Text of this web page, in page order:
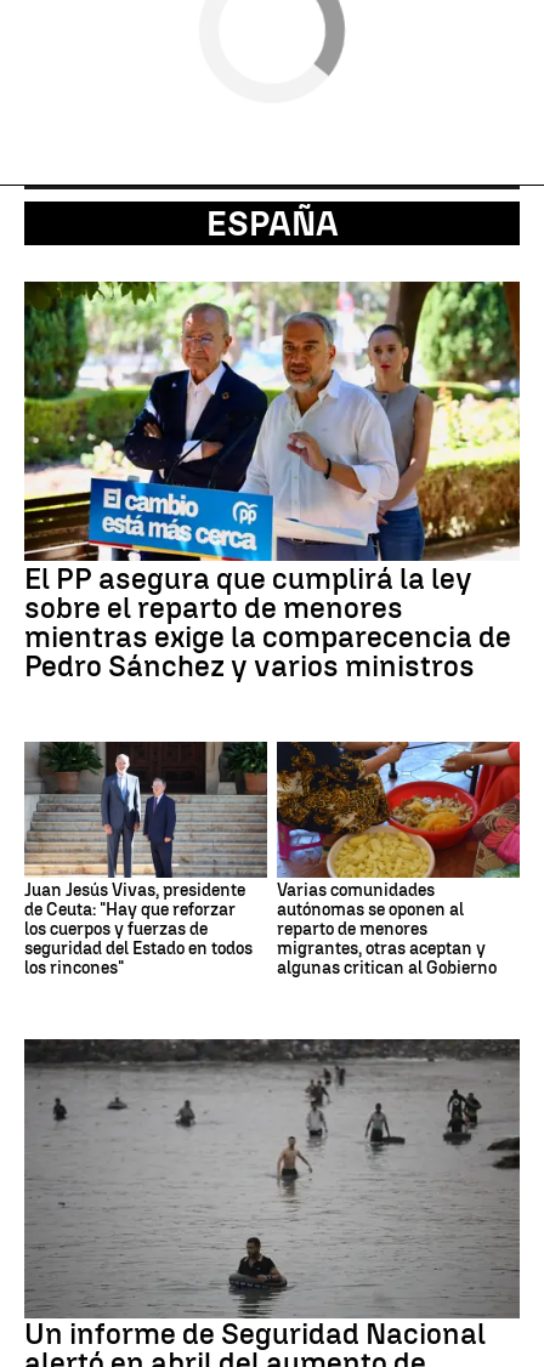
ESPAÑA
El PP asegura que cumplirá la ley
sobre el reparto de menores
mientras exige la comparecencia de
Pedro Sánchez y varios ministros
Juan Jesús Vivas, presidente
de Ceuta: "Hay que reforzar
los cuerpos y fuerzas de
seguridad del Estado en todos
los rincones"
Varias comunidades
autónomas se oponen al
reparto de menores
migrantes, otras aceptan y
algunas critican al Gobierno
Ceuta
Un informe de Seguridad Nacional